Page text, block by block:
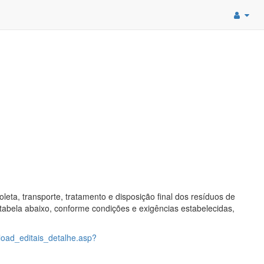
transporte, tratamento e disposição final dos resíduos de
abaixo, conforme condições e exigências estabelecidas,